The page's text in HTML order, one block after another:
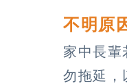
不明原
家中長輩
勿拖延，